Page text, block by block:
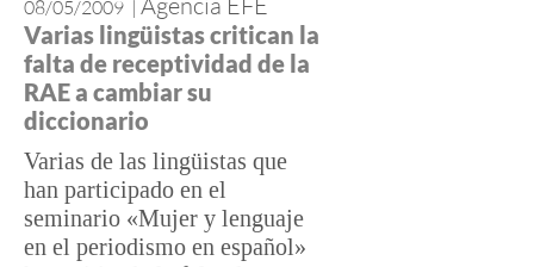
08/05/2009 |
Varias lingüistas critican la
falta de receptividad de la
RAE a cambiar su
diccionario
Varias de las lingüistas que
han participado en el
seminario «Mujer y lenguaje
en el periodismo en español»